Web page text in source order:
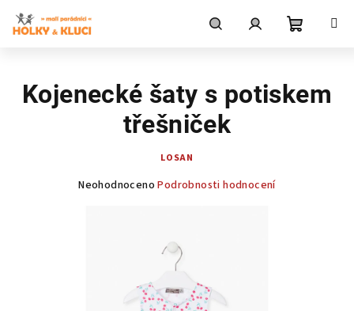
obsah
košík
Kojenecké šaty s potiskem
třešniček
LOSAN
Průměrné
Neohodnoceno Podrobnosti hodnocení